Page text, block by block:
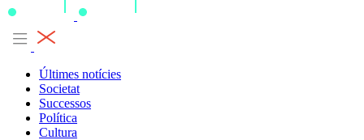
Últimes notícies
Societat
Successos
Política
Cultura